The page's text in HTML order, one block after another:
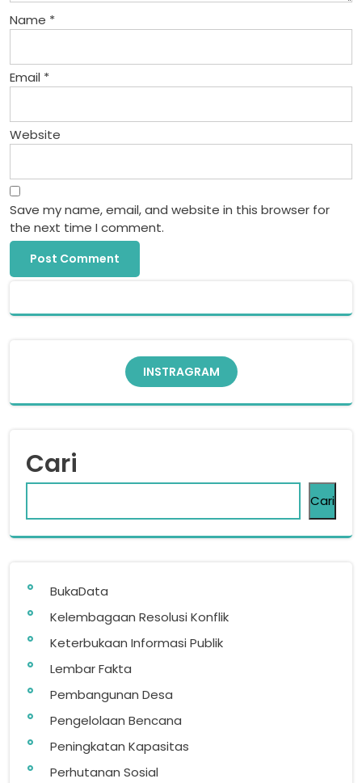
Name *
Email *
Website
Save my name, email, and website in this browser for
the next time I comment.
INSTRAGRAM
Cari
Cari
BukaData
Kelembagaan Resolusi Konflik
Keterbukaan Informasi Publik
Lembar Fakta
Pembangunan Desa
Pengelolaan Bencana
Peningkatan Kapasitas
Perhutanan Sosial